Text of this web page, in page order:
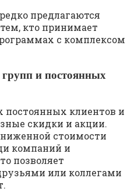
предлагаются
кто принимает
с комплексом
и постоянных
постоянных клиентов и
скидки и акции.
стоимости
компаний и
позволяет
или коллегами